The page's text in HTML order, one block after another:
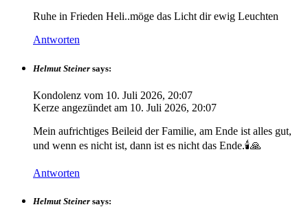
Ruhe in Frieden Heli..möge das Licht dir ewig Leuchten
Antworten
Helmut Steiner says:
Kondolenz vom 10. Juli 2026, 20:07
Kerze angezündet am 10. Juli 2026, 20:07
Mein aufrichtiges Beileid der Familie, am Ende ist alles gut,
und wenn es nicht ist, dann ist es nicht das Ende.🕯️🙏
Antworten
Helmut Steiner says: